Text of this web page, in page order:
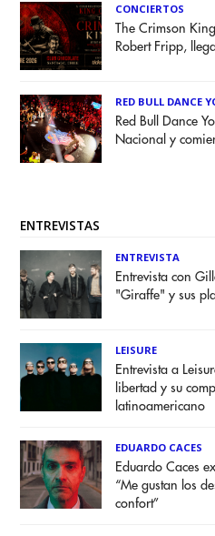
CONCIERTOS
The Crimson
Robert Fripp,
RED BULL DANCE
Red Bull Dance
Nacional y
ENTREVISTAS
ENTREVISTA
Entrevista con
"Giraffe" y sus
LEISURE
Entrevista a
libertad y su
latinoamericano
EDUARDO CACES
Eduardo Caces
“Me gustan los
confort”